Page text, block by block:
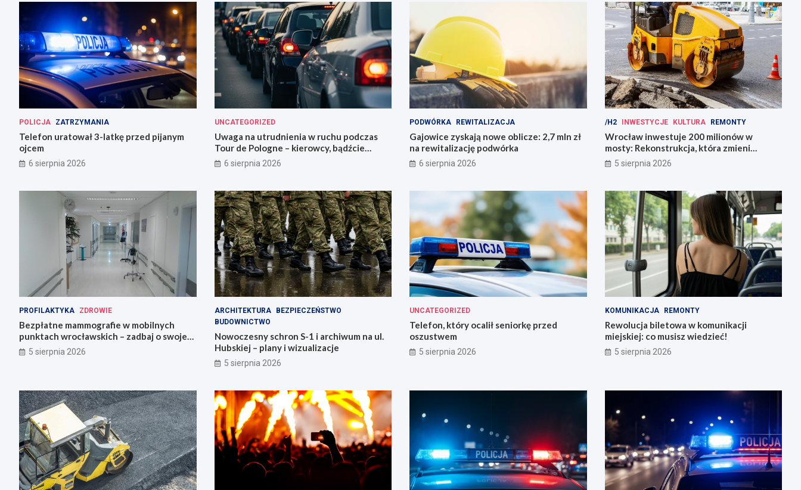
POLICJA ZATRZYMANIA
Telefon uratował 3-latkę przed pijanym
ojcem
6 sierpnia 2026
UNCATEGORIZED
Uwaga na utrudnienia w ruchu podczas
Tour de Pologne – kierowcy, bądźcie
przygotowani!
6 sierpnia 2026
PODWÓRKA REWITALIZACJA
Gajowice zyskają nowe oblicze: 2,7 mln zł
na rewitalizację podwórka
6 sierpnia 2026
/H2 INWESTYCJE KULTURA REMONTY
Wrocław inwestuje 200 milionów w
mosty: Rekonstrukcja, która zmieni
miasto!
5 sierpnia 2026
PROFILAKTYKA ZDROWIE
Bezpłatne mammografie w mobilnych
punktach wrocławskich – zadbaj o swoje
zdrowie!
5 sierpnia 2026
ARCHITEKTURA
BEZPIECZEŃSTWO
BUDOWNICTWO
Nowoczesny schron S-1 i archiwum na ul.
Hubskiej – plany i wizualizacje
5 sierpnia 2026
UNCATEGORIZED
Telefon, który ocalił seniorkę przed
oszustwem
5 sierpnia 2026
KOMUNIKACJA REMONTY
Rewolucja biletowa w komunikacji
miejskiej: co musisz wiedzieć!
5 sierpnia 2026